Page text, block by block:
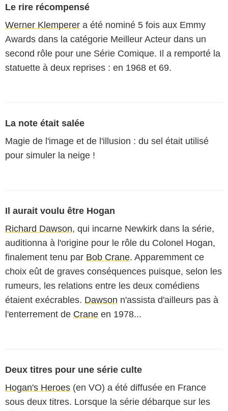
Le rire récompensé
Werner Klemperer a été nominé 5 fois aux Emmy
Awards dans la catégorie Meilleur Acteur dans un
second rôle pour une Série Comique. Il a remporté la
statuette à deux reprises : en 1968 et 69.
La note était salée
Magie de l'image et de l'illusion : du sel était utilisé
pour simuler la neige !
Il aurait voulu être Hogan
Richard Dawson, qui incarne Newkirk dans la série,
auditionna à l'origine pour le rôle du Colonel Hogan,
finalement tenu par Bob Crane. Apparemment ce
choix eût de graves conséquences puisque, selon les
rumeurs, les relations entre les deux comédiens
étaient exécrables. Dawson n'assista d'ailleurs pas à
l'enterrement de Crane en 1978...
Deux titres pour une série culte
Hogan's Heroes (en VO) a été diffusée en France
sous deux titres. Lorsque la série débarque sur les